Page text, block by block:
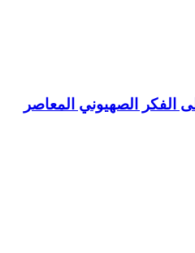
الفكر الصهيوني المعاصر